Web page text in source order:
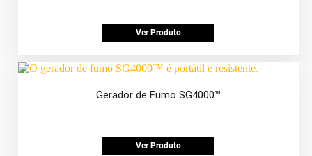
Ver Produto
Gerador de Fumo SG4000™
Ver Produto